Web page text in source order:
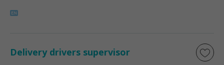
Delivery drivers supervisor